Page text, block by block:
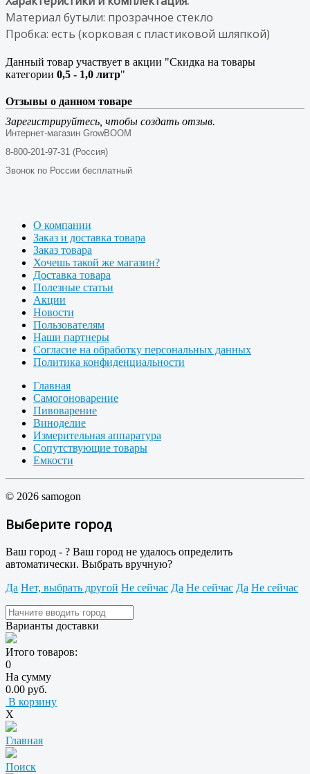
Материал бутыли: прозрачное стекло
Пробка: есть (корковая с пластиковой шляпкой)
Данный товар участвует в акции "Скидка на товары
категории 0,5 - 1,0 литр"
Отзывы о данном товаре
Зарегистрируйтесь, чтобы создать отзыв.
Интернет-магазин GrowBOOM
8-800-201-97-31 (Россия)
Звонок по России бесплатный
О компании
Заказ и доставка товара
Заказ товара
Хочешь такой же магазин?
Доставка товара
Полезные статьи
Акции
Новости
Пользователям
Наши партнеры
Согласие на обработку персональных данных
Политика конфиденциальности
Главная
Самогоноварение
Пивоварение
Виноделие
Измерительная аппаратура
Сопутствующие товары
Емкости
© 2026 samogon
Выберите город
Ваш город - ? Ваш город не удалось определить
автоматически. Выбрать вручную?
Да Нет, выбрать другой Не сейчас Да Не сейчас Да Не сейчас
Варианты доставки
Итого товаров:
0
На сумму
0.00 руб.
В корзину
X
Главная
Поиск